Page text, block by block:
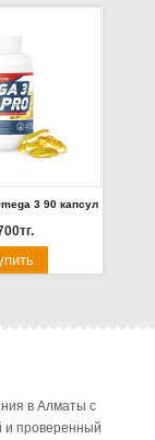
3 90 капсул
в Алматы с
и проверенный